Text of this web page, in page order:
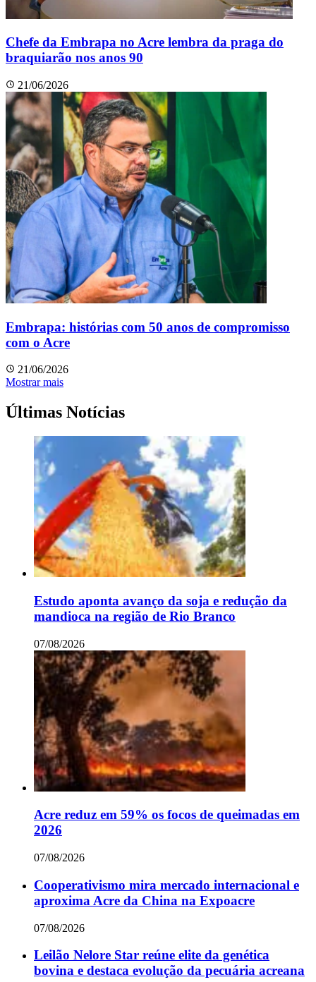
Chefe da Embrapa no Acre lembra da praga do
braquiarão nos anos 90
21/06/2026
Embrapa: histórias com 50 anos de compromisso
com o Acre
21/06/2026
Mostrar mais
Últimas Notícias
Estudo aponta avanço da soja e redução da
mandioca na região de Rio Branco
07/08/2026
Acre reduz em 59% os focos de queimadas em
2026
07/08/2026
Cooperativismo mira mercado internacional e
aproxima Acre da China na Expoacre
07/08/2026
Leilão Nelore Star reúne elite da genética
bovina e destaca evolução da pecuária acreana